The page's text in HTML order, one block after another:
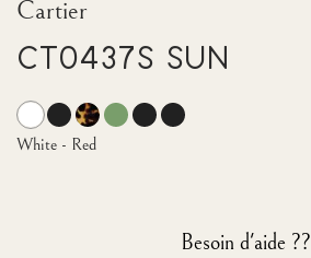
Cartier
CT0437S Sun
White - Red
Besoin d'aide ??